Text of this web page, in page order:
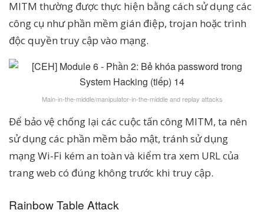
MITM thường được thực hiện bằng cách sử dụng các
công cụ như phần mềm gián điệp, trojan hoặc trình
độc quyền truy cập vào mạng.
Main-in-the-middle/manipulator-in-the-middle and replay attacks
Để bảo vệ chống lại các cuộc tấn công MITM, ta nên
sử dụng các phần mềm bảo mật, tránh sử dụng
mạng Wi-Fi kém an toàn và kiểm tra xem URL của
trang web có đúng không trước khi truy cập.
Rainbow Table Attack